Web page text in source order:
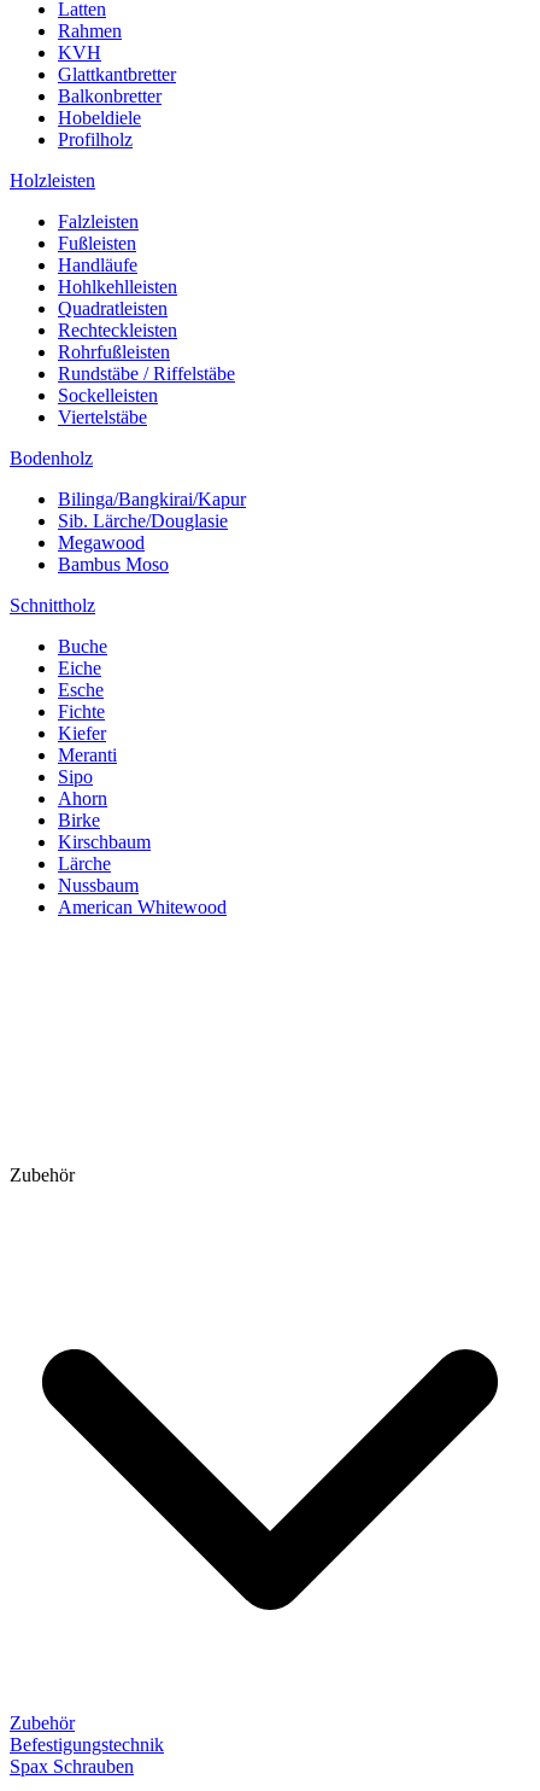
Latten
Rahmen
KVH
Glattkantbretter
Balkonbretter
Hobeldiele
Profilholz
Holzleisten
Falzleisten
Fußleisten
Handläufe
Hohlkehlleisten
Quadratleisten
Rechteckleisten
Rohrfußleisten
Rundstäbe / Riffelstäbe
Sockelleisten
Viertelstäbe
Bodenholz
Bilinga/Bangkirai/Kapur
Sib. Lärche/Douglasie
Megawood
Bambus Moso
Schnittholz
Buche
Eiche
Esche
Fichte
Kiefer
Meranti
Sipo
Ahorn
Birke
Kirschbaum
Lärche
Nussbaum
American Whitewood
Zubehör
Zubehör
Befestigungstechnik
Spax Schrauben